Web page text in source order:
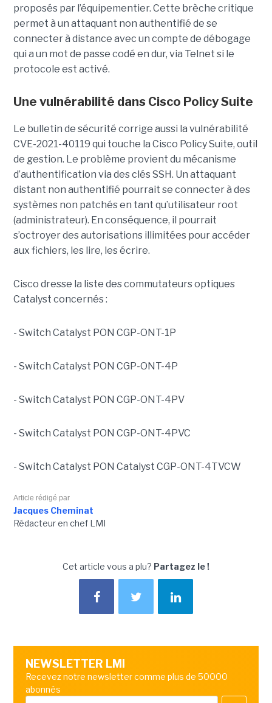
proposés par l’équipementier. Cette brèche critique
permet à un attaquant non authentifié de se
connecter à distance avec un compte de débogage
qui a un mot de passe codé en dur, via Telnet si le
protocole est activé.
Une vulnérabilité dans Cisco Policy Suite
Le bulletin de sécurité corrige aussi la vulnérabilité
CVE-2021-40119 qui touche la Cisco Policy Suite, outil
de gestion. Le problème provient du mécanisme
d’authentification via des clés SSH. Un attaquant
distant non authentifié pourrait se connecter à des
systèmes non patchés en tant qu’utilisateur root
(administrateur). En conséquence, il pourrait
s’octroyer des autorisations illimitées pour accéder
aux fichiers, les lire, les écrire.
Cisco dresse la liste des commutateurs optiques
Catalyst concernés :
- Switch Catalyst PON CGP-ONT-1P
- Switch Catalyst PON CGP-ONT-4P
- Switch Catalyst PON CGP-ONT-4PV
- Switch Catalyst PON CGP-ONT-4PVC
- Switch Catalyst PON Catalyst CGP-ONT-4TVCW
Article rédigé par
Jacques Cheminat
Rédacteur en chef LMI
Cet article vous a plu? Partagez le !
NEWSLETTER LMI
Recevez notre newsletter comme plus de 50000
abonnés